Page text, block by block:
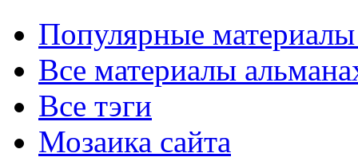
Популярные
Все материалы
Все тэги
Мозаика сайта